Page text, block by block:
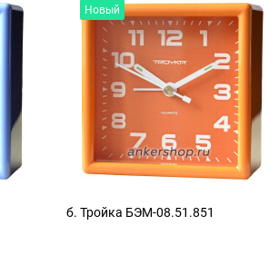
Новый
б. Тройка БЭМ-08.51.851